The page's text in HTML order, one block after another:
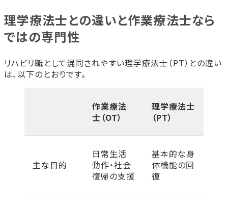
理学療法士との違いと作業療法士なら
ではの専門性
リハビリ職として混同されやすい理学療法士（PT）との違い
は、以下のとおりです。
作業療法
士（OT）
理学療法士
（PT）
主な目的
日常生活
動作・社会
復帰の支援
基本的な身
体機能の回
復